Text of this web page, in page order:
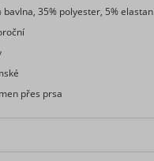
XXL+ pro Boubelky
a úpletové
bavlna, 35% polyester, 5% elastan
přes prsa